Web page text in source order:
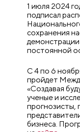
1 июля 2024
подписал
сохранения
постоянной
С 4 по 6
пройдет
«Создавая
ученые и
прогнозисты,
бизнеса.